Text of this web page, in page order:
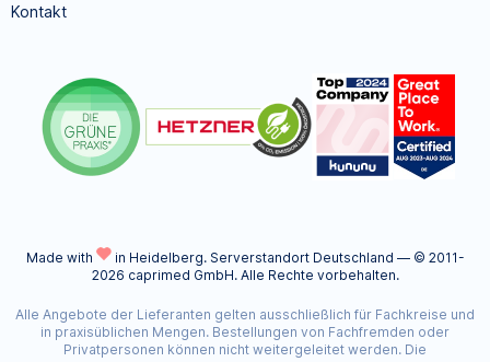
Kontakt
Made with in Heidelberg. Serverstandort Deutschland — © 2011-
2026 caprimed GmbH. Alle Rechte vorbehalten.
Alle Angebote der Lieferanten gelten ausschließlich für Fachkreise und
in praxisüblichen Mengen. Bestellungen von Fachfremden oder
Privatpersonen können nicht weitergeleitet werden. Die